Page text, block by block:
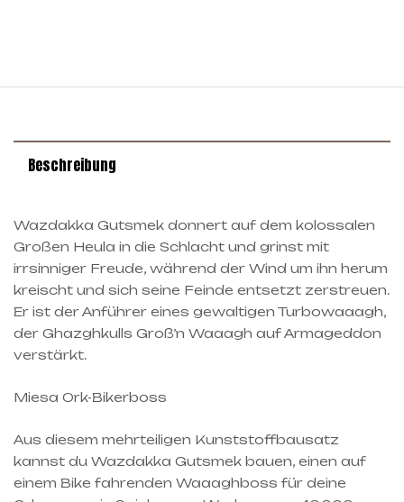
Beschreibung
Wazdakka Gutsmek donnert auf dem kolossalen
Großen Heula in die Schlacht und grinst mit
irrsinniger Freude, während der Wind um ihn herum
kreischt und sich seine Feinde entsetzt zerstreuen.
Er ist der Anführer eines gewaltigen Turbowaaagh,
der Ghazghkulls Groß’n Waaagh auf Armageddon
verstärkt.
Miesa Ork-Bikerboss
Aus diesem mehrteiligen Kunststoffbausatz
kannst du Wazdakka Gutsmek bauen, einen auf
einem Bike fahrenden Waaaghboss für deine